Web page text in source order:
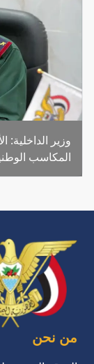
وزير الداخلية:
المكاسب
من نحن